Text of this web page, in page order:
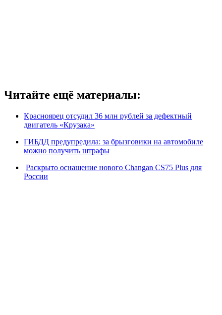
Читайте ещё материалы:
Красноярец отсудил 36 млн рублей за дефектный
двигатель «Крузака»
ГИБДД предупредила: за брызговики на автомобиле
можно получить штрафы
Раскрыто оснащение нового Changan CS75 Plus для
России